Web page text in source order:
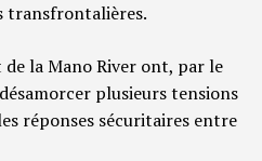
transfrontalières.
la Mano River ont, par le
plusieurs tensions
réponses sécuritaires entre